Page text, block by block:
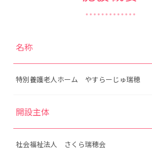
名称
特別養護老人ホーム やすらーじゅ瑞穂
開設主体
社会福祉法人 さくら瑞穂会